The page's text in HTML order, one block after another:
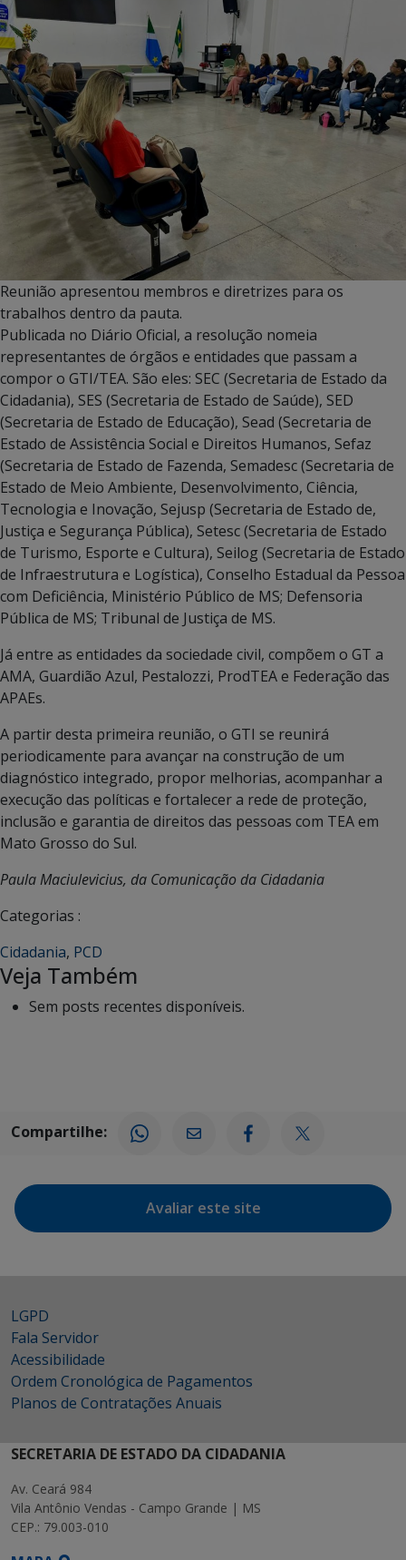
Reunião apresentou membros e diretrizes para os
trabalhos dentro da pauta.
Publicada no Diário Oficial, a resolução nomeia
representantes de órgãos e entidades que passam a
compor o GTI/TEA. São eles: SEC (Secretaria de Estado da
Cidadania), SES (Secretaria de Estado de Saúde), SED
(Secretaria de Estado de Educação), Sead (Secretaria de
Estado de Assistência Social e Direitos Humanos, Sefaz
(Secretaria de Estado de Fazenda, Semadesc (Secretaria de
Estado de Meio Ambiente, Desenvolvimento, Ciência,
Tecnologia e Inovação, Sejusp (Secretaria de Estado de,
Justiça e Segurança Pública), Setesc (Secretaria de Estado
de Turismo, Esporte e Cultura), Seilog (Secretaria de Estado
de Infraestrutura e Logística), Conselho Estadual da Pessoa
com Deficiência, Ministério Público de MS; Defensoria
Pública de MS; Tribunal de Justiça de MS.
Já entre as entidades da sociedade civil, compõem o GT a
AMA, Guardião Azul, Pestalozzi, ProdTEA e Federação das
APAEs.
A partir desta primeira reunião, o GTI se reunirá
periodicamente para avançar na construção de um
diagnóstico integrado, propor melhorias, acompanhar a
execução das políticas e fortalecer a rede de proteção,
inclusão e garantia de direitos das pessoas com TEA em
Mato Grosso do Sul.
Paula Maciulevicius, da Comunicação da Cidadania
Categorias :
Cidadania, PCD
Veja Também
Sem posts recentes disponíveis.
Compartilhe:
Avaliar este site
LGPD
Fala Servidor
Acessibilidade
Ordem Cronológica de Pagamentos
Planos de Contratações Anuais
SECRETARIA DE ESTADO DA CIDADANIA
Av. Ceará 984
Vila Antônio Vendas - Campo Grande | MS
CEP.: 79.003-010